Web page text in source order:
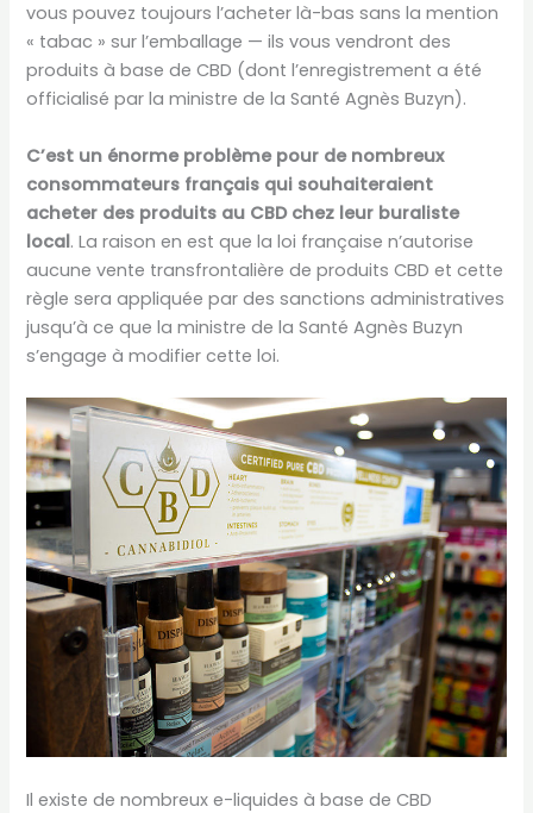
vous pouvez toujours l’acheter là-bas sans la mention
« tabac » sur l’emballage — ils vous vendront des
produits à base de CBD (dont l’enregistrement a été
officialisé par la ministre de la Santé Agnès Buzyn).
C’est un énorme problème pour de nombreux
consommateurs français qui souhaiteraient
acheter des produits au CBD chez leur buraliste
local. La raison en est que la loi française n’autorise
aucune vente transfrontalière de produits CBD et cette
règle sera appliquée par des sanctions administratives
jusqu’à ce que la ministre de la Santé Agnès Buzyn
s’engage à modifier cette loi.
Il existe de nombreux e-liquides à base de CBD